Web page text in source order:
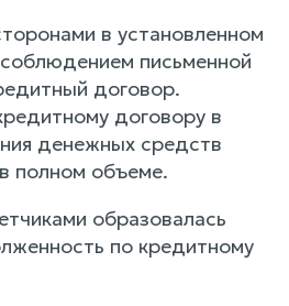
в установленном
письменной
договор.
договору в
денежных средств
полном объеме.
образовалась
по кредитному